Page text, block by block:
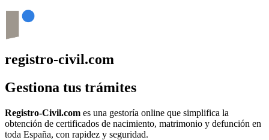
registro-civil.com
Gestiona tus trámites
Registro-Civil.com es una gestoría online que simplifica la
obtención de certificados de nacimiento, matrimonio y defunción en
toda España, con rapidez y seguridad.